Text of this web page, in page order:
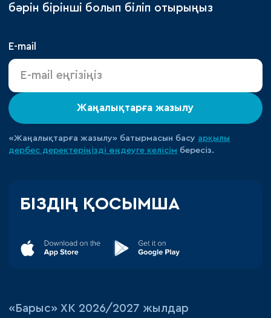
бәрін бірінші болып біліп отырыңыз
E-mail
Жаңалықтарға жазылу
«Жаңалықтарға жазылу» батырмасын басу арқылы
дербес деректеріңізді өңдеуге келісім бересіз.
БІЗДІҢ ҚОСЫМША
«‎Барыс»‎ ХК 2026/2027 жылдар